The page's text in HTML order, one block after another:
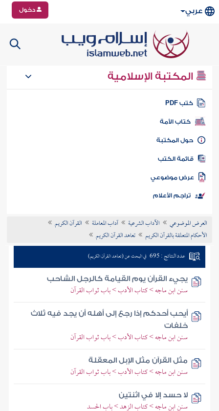
عربي دخول
المكتبة الإسلامية
كتب PDF
كتاب الأمة
المكتبة
الكتب
موضوعي
تراجم الأعلام
العرض الموضوعي الآداب الشرعية آداب المعاملة
القرآن الكريم
الأحكام المتعلقة بالقرآن الكريم
تعاهد القرآن الكريم
عدد النتائج : 695 في البحث عن (تعاهد القرآن الكريم)
يجيء القرآن يوم القيامة كالرجل الشاحب
سنن ابن ماجه > كتاب الأدب > باب ثواب القرآن
أيحب أحدكم إذا رجع إلى أهله أن يجد فيه ثلاث
خلفات
سنن ابن ماجه > كتاب الأدب > باب ثواب القرآن
مثل القرآن مثل الإبل المعقلة
سنن ابن ماجه > كتاب الأدب > باب ثواب القرآن
لا حسد إلا في اثنتين
سنن ابن ماجه > كتاب الزهد > باب الحسد